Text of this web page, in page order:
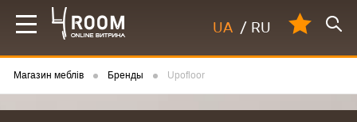
UA / RU
Магазин меблів Бренды Upofloor